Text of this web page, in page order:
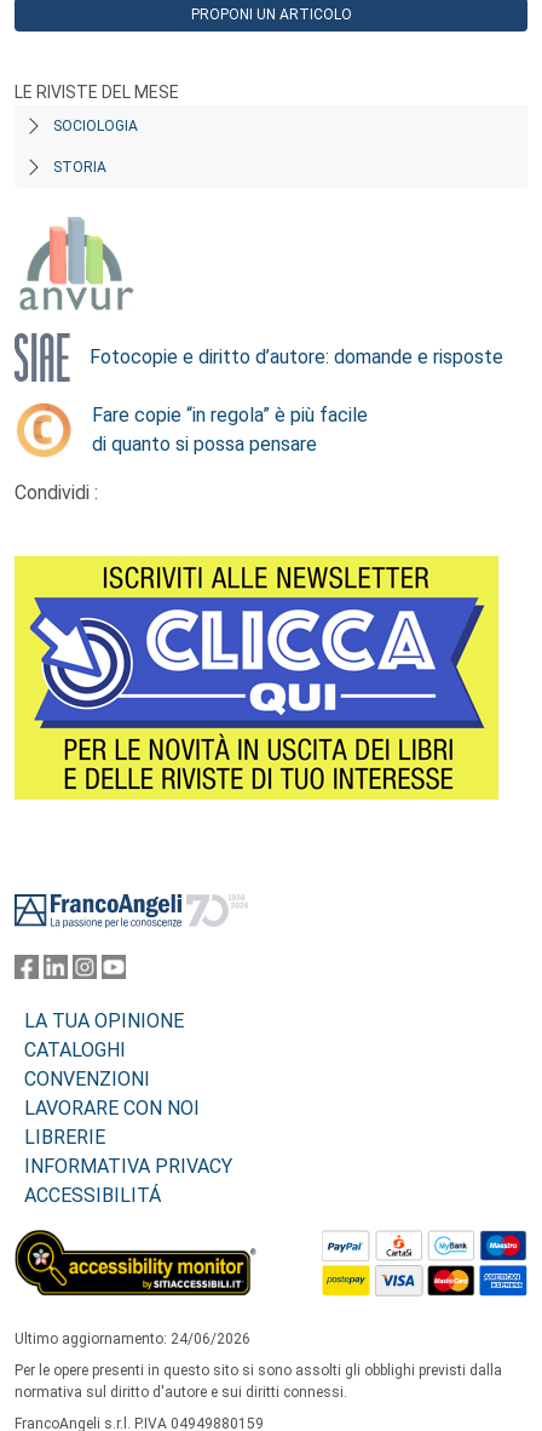
PROPONI UN ARTICOLO
LE RIVISTE DEL MESE
SOCIOLOGIA
STORIA
Fotocopie e diritto d’autore: domande e risposte
Fare copie “in regola” è più facile
di quanto si possa pensare
Condividi :
LA TUA OPINIONE
CATALOGHI
CONVENZIONI
LAVORARE CON NOI
LIBRERIE
INFORMATIVA PRIVACY
ACCESSIBILITÁ
Ultimo aggiornamento: 24/06/2026
Per le opere presenti in questo sito si sono assolti gli obblighi previsti dalla
normativa sul diritto d'autore e sui diritti connessi.
FrancoAngeli s.r.l. P.IVA 04949880159